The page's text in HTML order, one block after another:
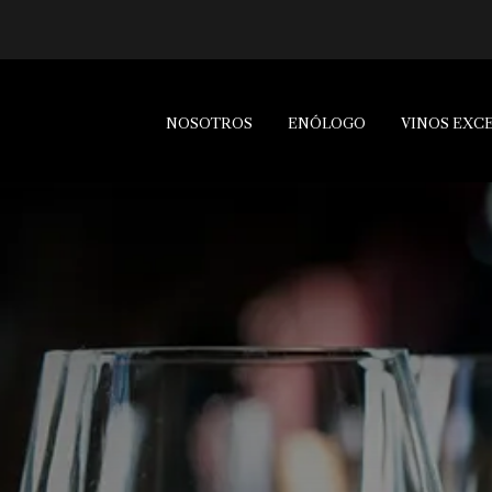
NOSOTROS ENÓLOGO VINOS